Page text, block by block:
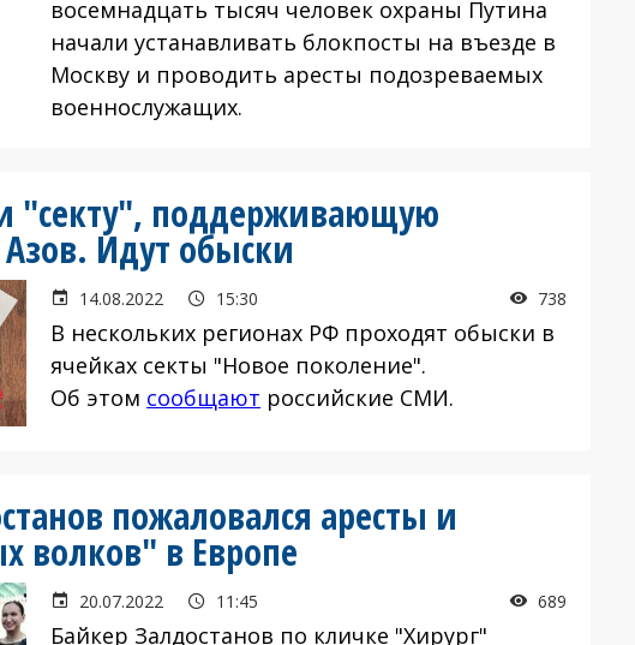
восемнадцать тысяч человек охраны Путина
начали устанавливать блокпосты на въезде в
Москву и проводить аресты подозреваемых
военнослужащих.
"секту", поддерживающую
Идут обыски
14.08.2022 15:30 738
В нескольких регионах РФ проходят обыски в
ячейках секты "Новое поколение".
Об этом сообщают российские СМИ.
пожаловался аресты и
волков" в Европе
20.07.2022 11:45 689
Байкер Залдостанов по кличке "Хирург"